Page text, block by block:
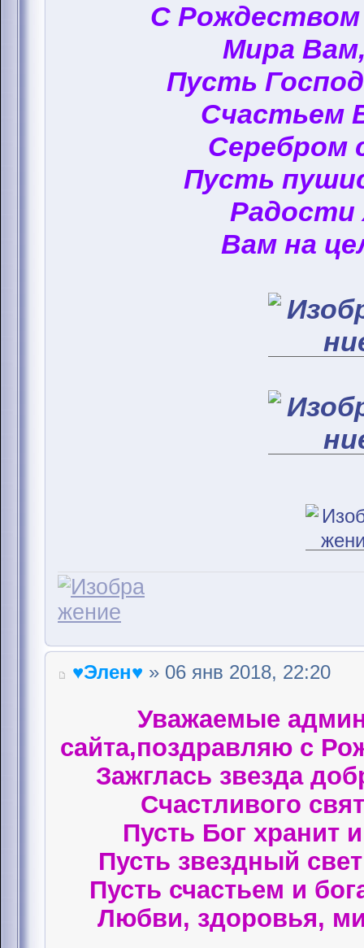
С
Мира
Пусть
Счастьем
Серебром
Пусть
Радости
Вам на
♥Элен♥ » 06 янв 2018, 22:20
Уважаемые
сайта,поздравляю с
Зажглась звезда
Счастливого
Пусть Бог хранит
Пусть звездный
Пусть счастьем и
Любви, здоровья,